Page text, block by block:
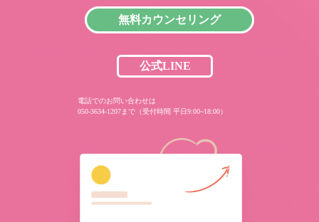
無料カウンセリング
公式LINE
電話でのお問い合わせは
050-3634-1207まで（受付時間 平日9:00~18:00）